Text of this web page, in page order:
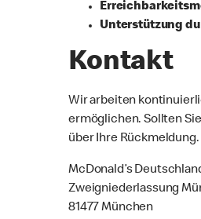
Unterstützung
Kontakt
Wir arbeiten
ermöglichen. Sollten
über Ihre
McDonald’s
Zweigniederlassung
81477 München